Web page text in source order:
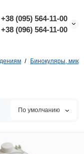
+38 (095) 564-11-00
+38 (096) 564-11-00
Бинокуляры,
По умолчанию